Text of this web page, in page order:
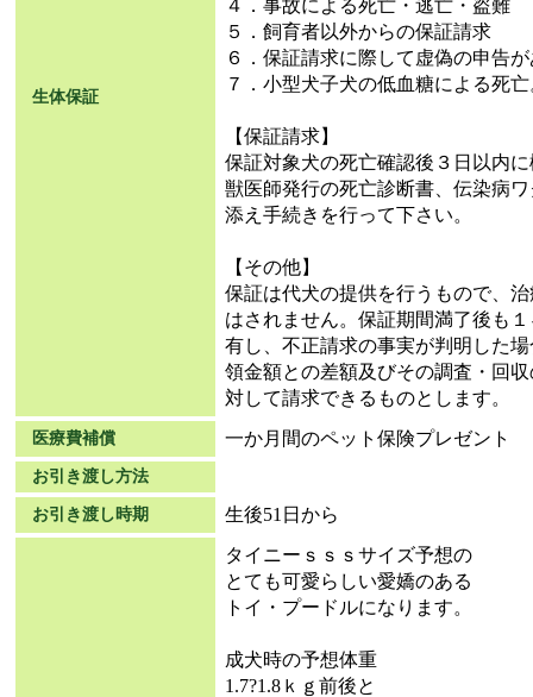
生体保証
４．事故による死亡・逃亡・盗難
５．飼育者以外からの保証請求
６．保証請求に際して虚偽の申告
７．小型犬子犬の低血糖による死亡
【保証請求】
保証対象犬の死亡確認後３日以内
獣医師発行の死亡診断書、伝染病
添え手続きを行って下さい。
【その他】
保証は代犬の提供を行うもので、
はされません。保証期間満了後も
有し、不正請求の事実が判明した
領金額との差額及びその調査・回
対して請求できるものとします。
医療費補償 一か月間のペット保険プレゼント
お引き渡し方法
お引き渡し時期 生後51日から
タイニーｓｓｓサイズ予想の
とても可愛らしい愛嬌のある
トイ・プードルになります。
成犬時の予想体重
1.7?1.8ｋｇ前後と